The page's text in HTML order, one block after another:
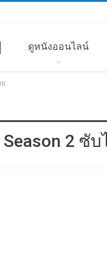
ดูหนังออนไลน์
2 ซับ